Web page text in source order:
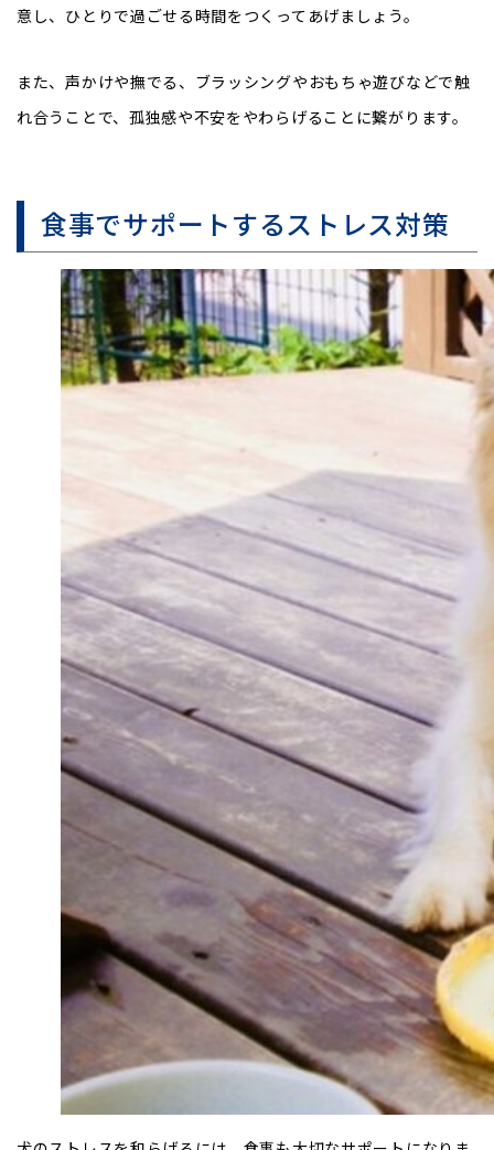
意し、ひとりで過ごせる時間をつくってあげましょう。
また、声かけや撫でる、ブラッシングやおもちゃ遊びなどで触
れ合うことで、孤独感や不安をやわらげることに繋がります。
食事でサポートするストレス対策